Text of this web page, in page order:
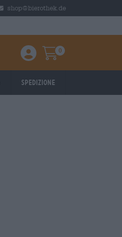
shop@bierothek.de
Einloggen / Anmelden
Warenkorb
0
Spedizione